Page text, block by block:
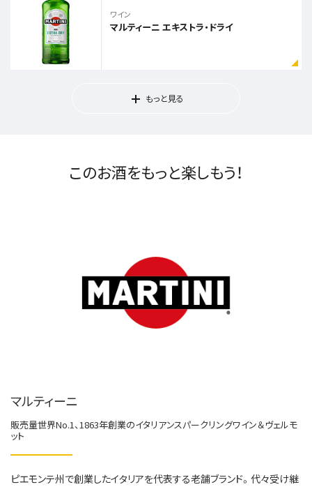
ワイン
マルティーニ エキストラ・ドライ
もっと見る
このお酒をもっと楽しもう！
マルティーニ
販売量世界No.1、1863年創業のイタリアンスパークリングワイン＆ヴェルモ
ット
ピエモンテ州で創業したイタリアを代表する老舗ブランド。代々受け継